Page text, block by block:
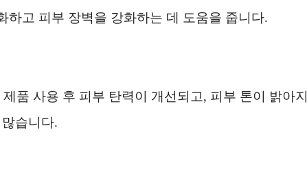
하고 피부 장벽을 강화하는 데 도움을 줍니다.
품 사용 후 피부 탄력이 개선되고, 피부 톤이 밝아지
습니다.